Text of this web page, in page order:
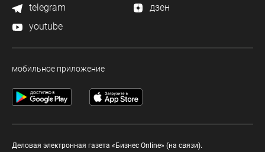
telegram
дзен
youtube
мобильное приложение
Деловая электронная газета «Бизнес Online» (на связи).